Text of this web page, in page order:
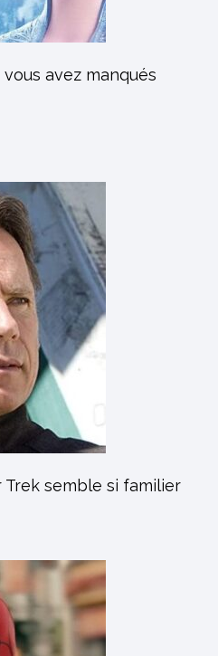
avez manqués
Trek semble si familier